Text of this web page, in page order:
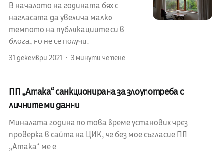
В началото на годината бях с
нагласата да увелича малко
темпото на публикациите си в
блога, но не се получи.
31 декември 2021 3 минути четене
ПП „Атака“ санкционирана за злоупотреба с
личните ми данни
Миналата година по това време установих чрез
проверка в сайта на ЦИК, че без мое съгласие ПП
„Атака“ ме е